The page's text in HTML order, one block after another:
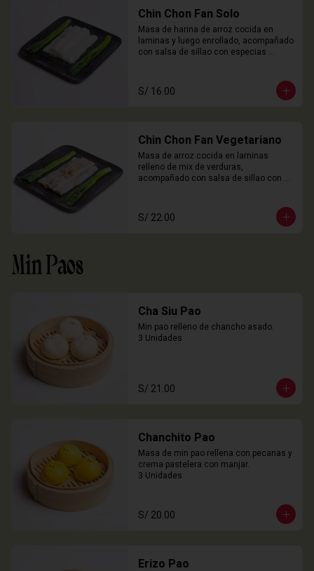
Chin Chon Fan Solo
Masa de harina de arroz cocida en
laminas y luego enrollado, acompañado
con salsa de sillao con especias
S/ 16.00
Chin Chon Fan Vegetariano
Masa de arroz cocida en laminas
relleno de mix de verduras,
acompañado con salsa de sillao con
S/ 22.00
Min Paos
Cha Siu Pao
Min pao relleno de chancho asado.
3 Unidades
S/ 21.00
Chanchito Pao
Masa de min pao rellena con pecanas y
crema pastelera con manjar.
3 Unidades
S/ 20.00
Erizo Pao